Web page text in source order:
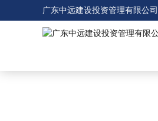
广东中远建设投资管理有限公